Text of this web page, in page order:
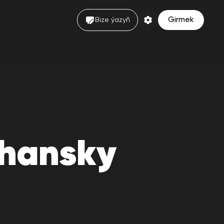
Bize ýazyň Girmek